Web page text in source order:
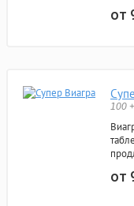
от
100
от